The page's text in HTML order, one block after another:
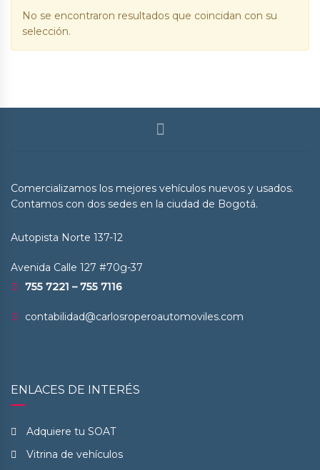
No se encontraron resultados que coincidan con su
selección.
Comercializamos los mejores vehículos nuevos y usados.
Contamos con dos sedes en la ciudad de Bogotá.
Autopista Norte 137-12
Avenida Calle 127 #70g-37
755 7221 – 755 7116
contabilidad@carlosroperoautomoviles.com
ENLACES DE INTERÉS
Adquiere tu SOAT
Vitrina de vehículos